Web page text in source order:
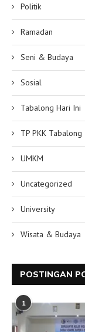
Politik
Ramadan
Seni & Budaya
Sosial
Tabalong Hari Ini
TP PKK Tabalong
UMKM
Uncategorized
University
Wisata & Budaya
POSTINGAN
1